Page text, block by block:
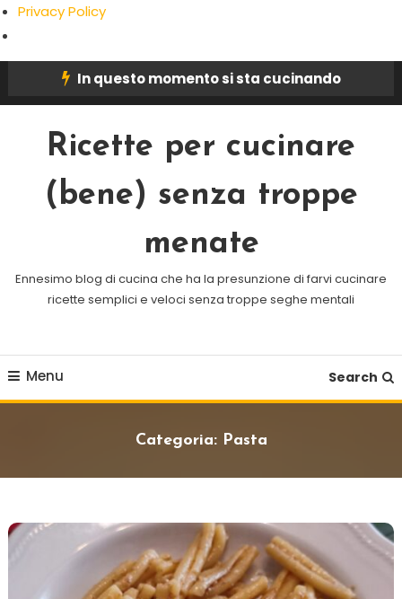
Privacy Policy
In questo momento si sta cucinando
Ricette per cucinare
(bene) senza troppe
menate
Ennesimo blog di cucina che ha la presunzione di farvi cucinare
ricette semplici e veloci senza troppe seghe mentali
Menu Search
Categoria: Pasta